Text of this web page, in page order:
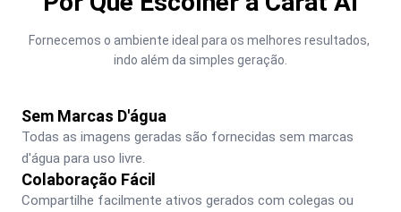
Fornecemos o ambiente ideal para os melhores resultados,
indo além da simples geração.
Sem Marcas D'água
Todas as imagens geradas são fornecidas sem marcas
d'água para uso livre.
Colaboração Fácil
Compartilhe facilmente ativos gerados com colegas ou